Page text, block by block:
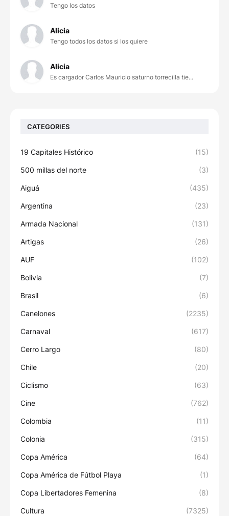
Tengo los datos
Alicia
Tengo todos los datos si los quiere
Alicia
Es cargador Carlos Mauricio saturno torrecilla tie...
CATEGORIES
19 Capitales Histórico (15)
500 millas del norte (3)
Aiguá (435)
Argentina (23)
Armada Nacional (131)
Artigas (26)
AUF (102)
Bolivia (7)
Brasil (6)
Canelones (2235)
Carnaval (617)
Cerro Largo (80)
Chile (20)
Ciclismo (63)
Cine (762)
Colombia (11)
Colonia (315)
Copa América (64)
Copa América de Fútbol Playa (1)
Copa Libertadores Femenina (8)
Cultura (7325)